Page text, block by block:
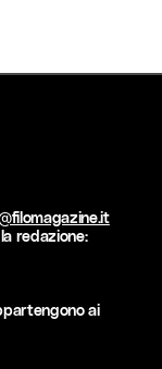
redazione:
ai